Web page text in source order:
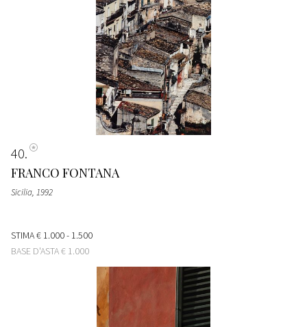
40
FRANCO FONTANA
Sicilia, 1992
STIMA€ 1.000 - 1.500
BASE D'ASTA€ 1.000